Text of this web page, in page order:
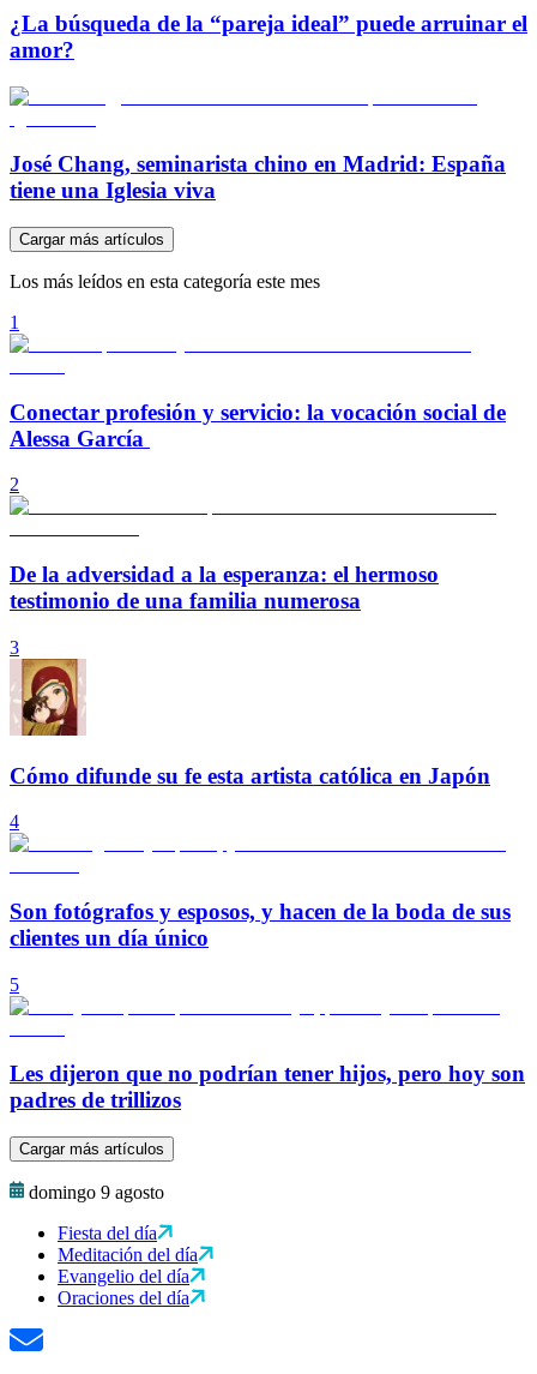
¿La búsqueda de la “pareja ideal” puede arruinar el
amor?
José Chang, seminarista chino en Madrid: España
tiene una Iglesia viva
Cargar más artículos
Los más leídos en esta categoría este mes
1
Conectar profesión y servicio: la vocación social de
Alessa García
2
De la adversidad a la esperanza: el hermoso
testimonio de una familia numerosa
3
Cómo difunde su fe esta artista católica en Japón
4
Son fotógrafos y esposos, y hacen de la boda de sus
clientes un día único
5
Les dijeron que no podrían tener hijos, pero hoy son
padres de trillizos
Cargar más artículos
domingo 9 agosto
Fiesta del día
Meditación del día
Evangelio del día
Oraciones del día